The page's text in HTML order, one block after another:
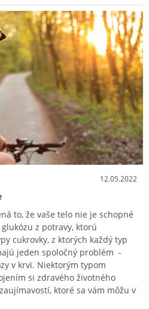
12.05.2022
to, že vaše telo nie je schopné
z potravy, ktorú
cukrovky, z ktorých každý typ
jeden spoločný problém -
v krvi. Niektorým typom
si zdravého životného
ktoré sa vám môžu v